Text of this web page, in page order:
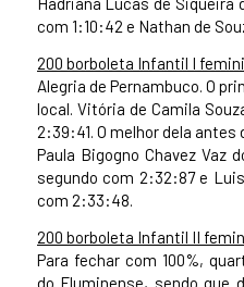
com 1:10:42 e Nathan de
200 borboleta Infantil I
Alegria de Pernambuco. O
local. Vitória de Camila
2:39:41. O melhor dela
Paula Bigogno Chavez Vaz
segundo com 2:32:87 e
com 2:33:48.
200 borboleta Infantil II
Para fechar com 100%,
do Fluminense, sendo que